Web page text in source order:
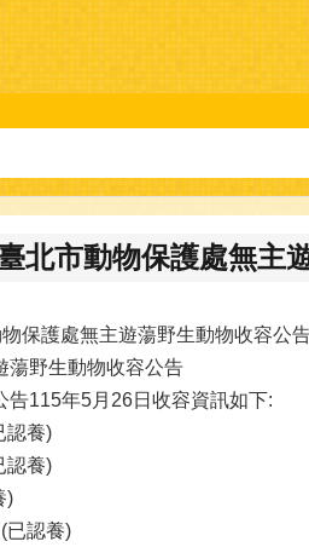
北市動物保護處無主
保護處無主遊蕩野生動物收容公
蕩野生動物收容公告
告115年5月26日收容資訊如下:
養)
養)
)
認養)